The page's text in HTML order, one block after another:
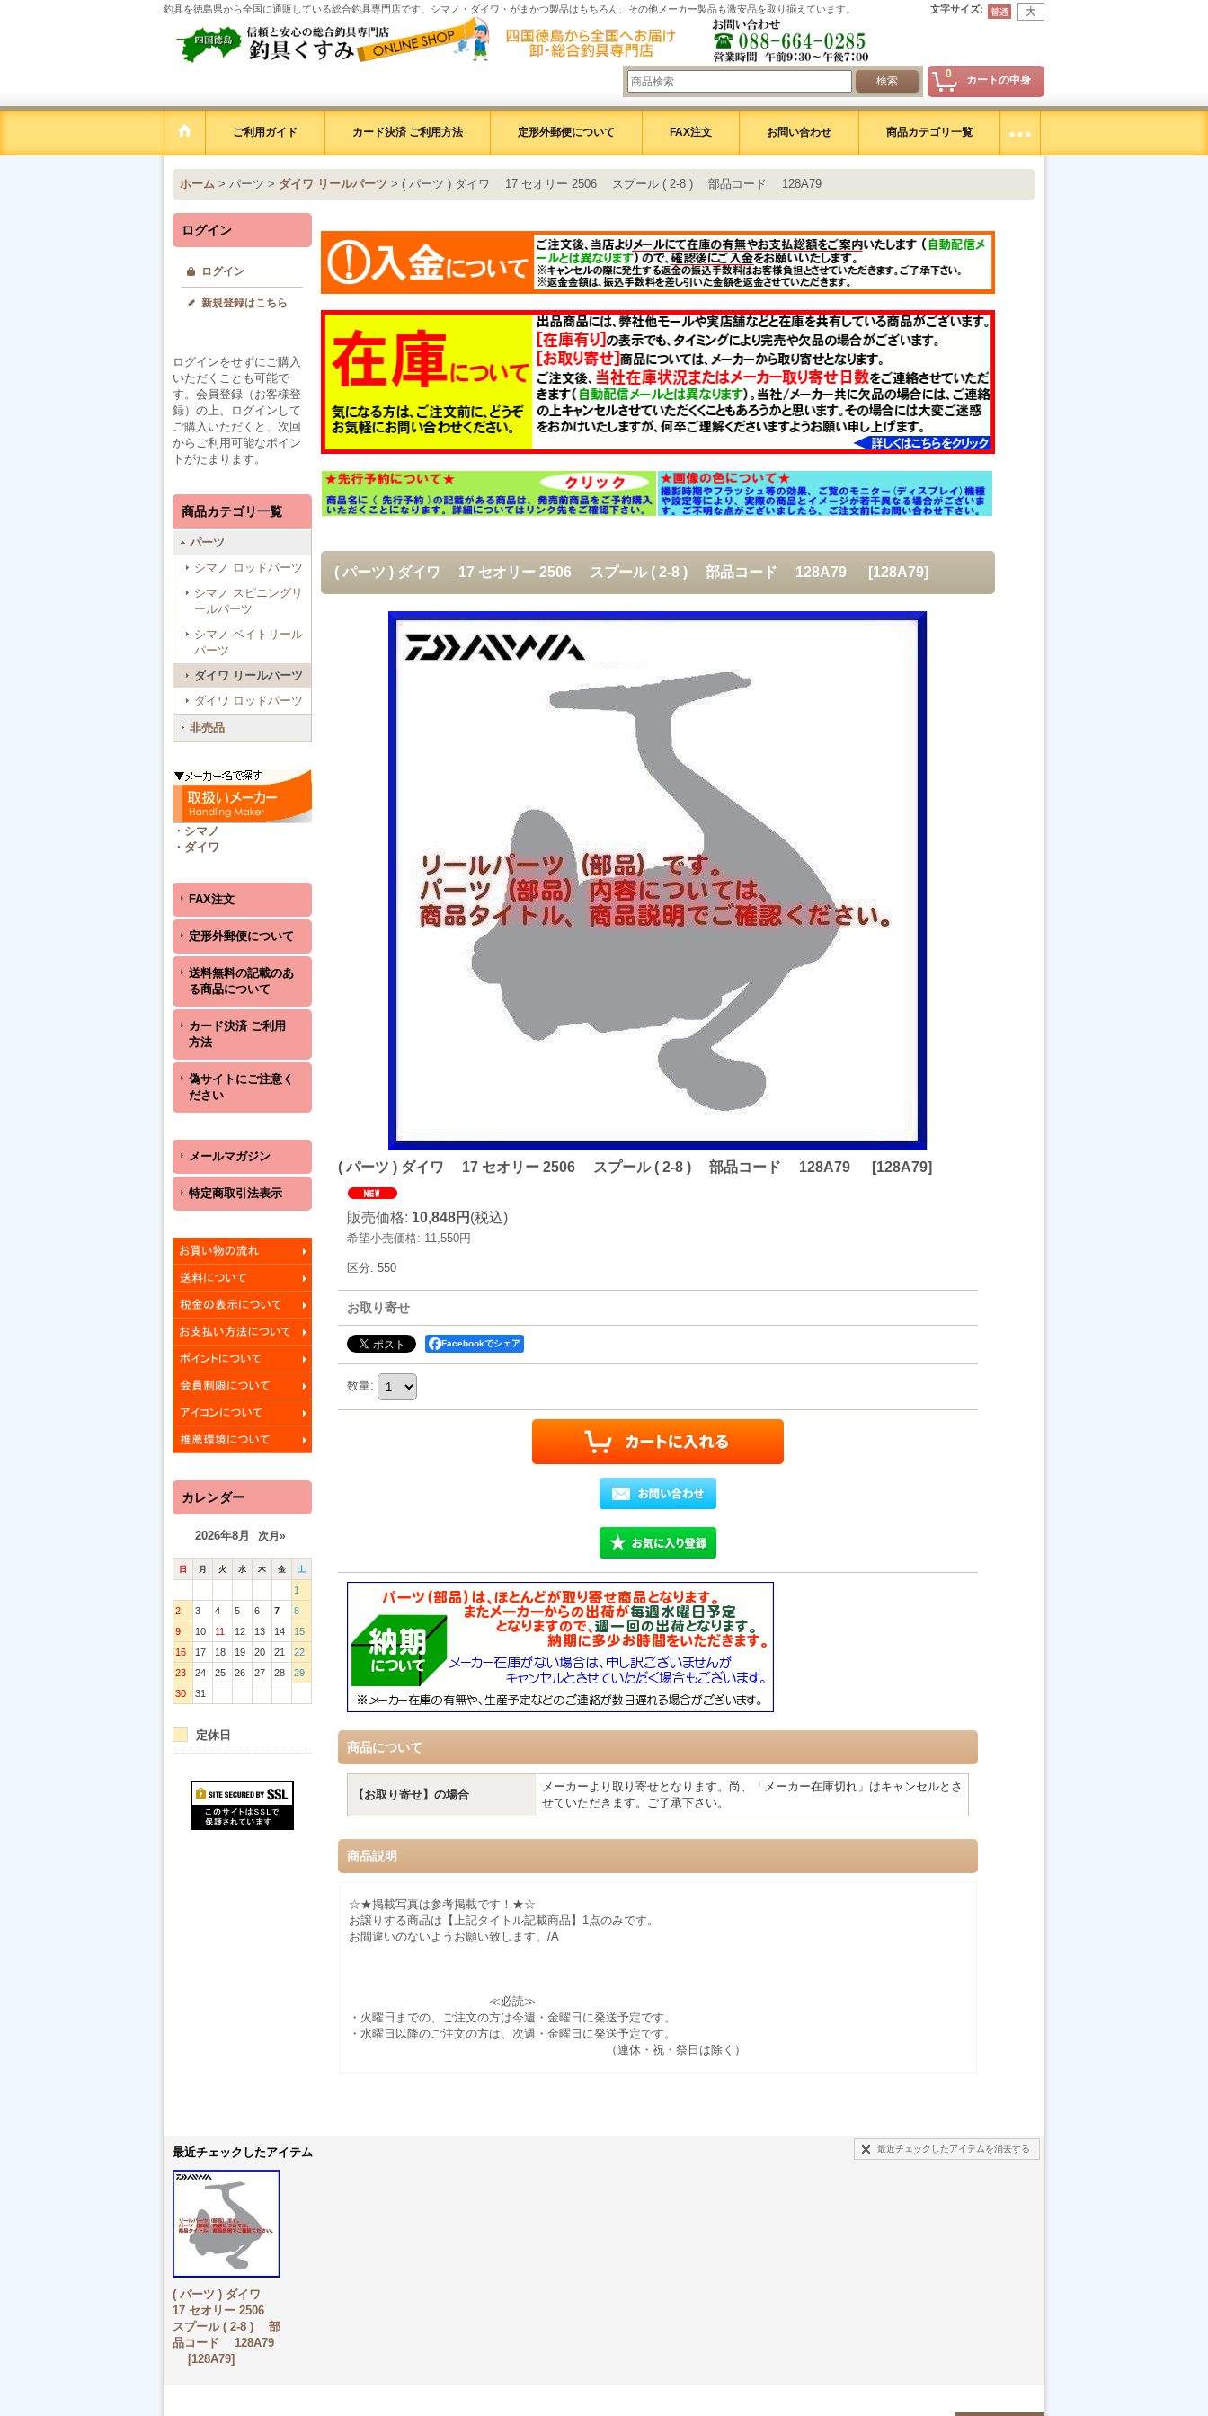
釣具を徳島県から全国に通販している総合釣具専門店です。シマノ・ダイワ・がまかつ製品はもちろん、その他メーカー製品も激安品を取り揃えています。 文字サイズ:
0 カートの中身
ご利用ガイド カード決済 ご利用方法 定形外郵便について FAX注文 お問い合わせ 商品カテゴリ一覧
ホーム > パーツ > ダイワ リールパーツ > ( パーツ ) ダイワ 17 セオリー 2506 スプール ( 2-8 ) 部品コード 128A79
ログイン
ログイン
新規登録はこちら
ログインをせずにご購入
いただくことも可能で
す。会員登録（お客様登
録）の上、ログインして
ご購入いただくと、次回
からご利用可能なポイン
トがたまります。
商品カテゴリ一覧
パーツ
シマノ ロッドパーツ
シマノ スピニングリ
ールパーツ
シマノ ベイトリール
パーツ
ダイワ リールパーツ
ダイワ ロッドパーツ
非売品
・ シマノ
・ ダイワ
FAX注文
定形外郵便について
送料無料の記載のあ
る商品について
カード決済 ご利用
方法
偽サイトにご注意く
ださい
メールマガジン
特定商取引法表示
カレンダー
2026年8月 次月»
日 月 火 水 木 金 土
1
2
3 4 5 6 7
8
9
10 11 12 13 14
15
16
17 18 19 20 21
22
23
24 25 26 27 28
29
30
31
定休日
( パーツ ) ダイワ 17 セオリー 2506 スプール ( 2-8 ) 部品コード 128A79 [128A79]
( パーツ ) ダイワ 17 セオリー 2506 スプール ( 2-8 ) 部品コード 128A79 [128A79]
販売価格: 10,848円 (税込)
希望小売価格: 11,550円
区分: 550
お取り寄せ
Facebookでシェア
数量:
商品について
【お取り寄せ】の場合
メーカーより取り寄せとなります。尚、「メーカー在庫切れ」はキャンセルとさ
せていただきます。ご了承下さい。
商品説明
☆★掲載写真は参考掲載です！★☆
お譲りする商品は【上記タイトル記載商品】1点のみです。
お間違いのないようお願い致します。/A
≪必読≫
・火曜日までの、ご注文の方は今週・金曜日に発送予定です。
・水曜日以降のご注文の方は、次週・金曜日に発送予定です。
（連休・祝・祭日は除く）
最近チェックしたアイテム 最近チェックしたアイテムを消去する
( パーツ ) ダイワ
17 セオリー 2506
スプール ( 2-8 ) 部
品コード 128A79
[128A79]